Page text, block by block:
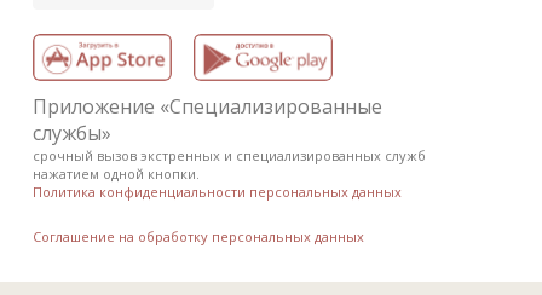
Приложение «Специализированные
службы»
срочный вызов экстренных и специализированных служб
нажатием одной кнопки.
Политика конфиденциальности персональных данных
Соглашение на обработку персональных данных